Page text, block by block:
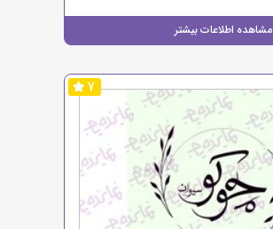
مشاهده اطلاعات بیشتر
7